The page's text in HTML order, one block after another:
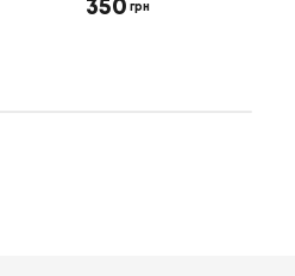
350 грн